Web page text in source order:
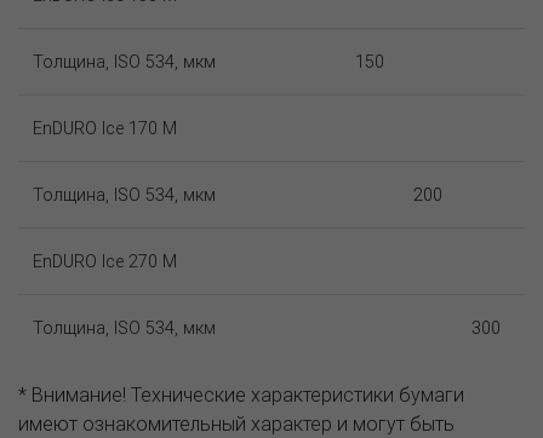
Толщина, ISO 534, мкм 150
EnDURO Ice 170 M
Толщина, ISO 534, мкм 200
EnDURO Ice 270 M
Толщина, ISO 534, мкм 300
* Внимание! Технические характеристики бумаги
имеют ознакомительный характер и могут быть